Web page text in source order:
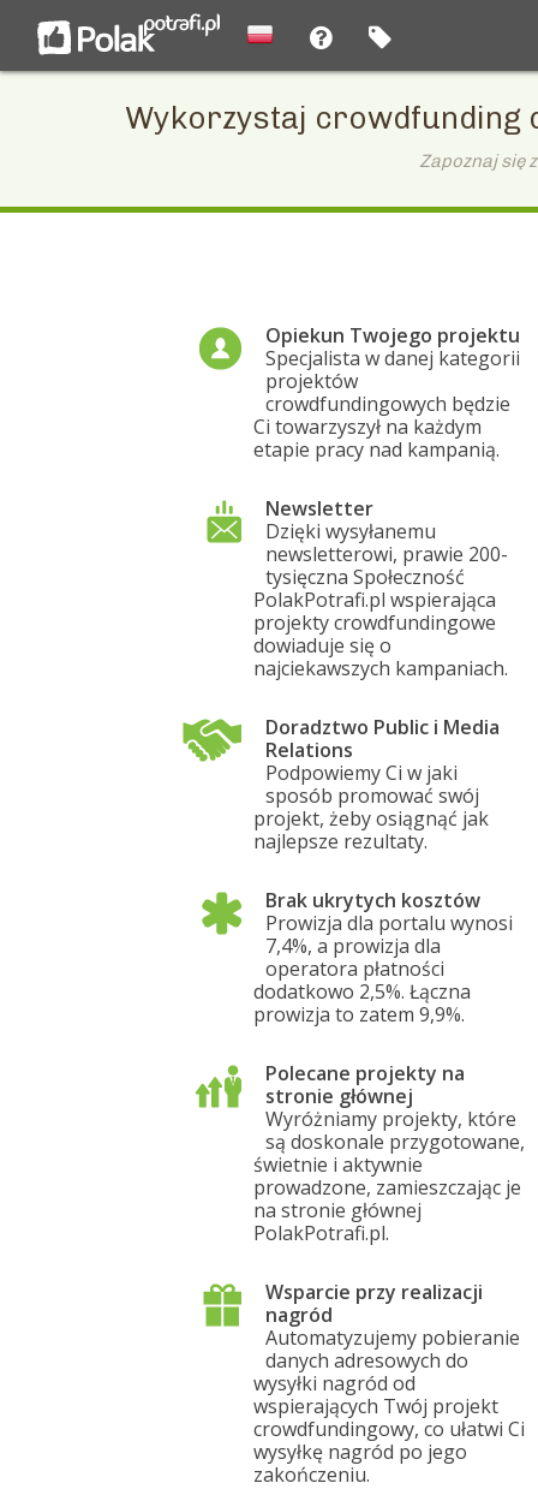
Wykorzystaj crowdfunding
Zapoznaj się
Opiekun Twojego projektu
Specjalista w danej kategorii
projektów
crowdfundingowych będzie
Ci towarzyszył na każdym
etapie pracy nad kampanią.
Newsletter
Dzięki wysyłanemu
newsletterowi, prawie 200-
tysięczna Społeczność
PolakPotrafi.pl wspierająca
projekty crowdfundingowe
dowiaduje się o
najciekawszych kampaniach.
Doradztwo Public i Media
Relations
Podpowiemy Ci w jaki
sposób promować swój
projekt, żeby osiągnąć jak
najlepsze rezultaty.
Brak ukrytych kosztów
Prowizja dla portalu wynosi
7,4%, a prowizja dla
operatora płatności
dodatkowo 2,5%. Łączna
prowizja to zatem 9,9%.
Polecane projekty na
stronie głównej
Wyróżniamy projekty, które
są doskonale przygotowane,
świetnie i aktywnie
prowadzone, zamieszczając je
na stronie głównej
PolakPotrafi.pl.
Wsparcie przy realizacji
nagród
Automatyzujemy pobieranie
danych adresowych do
wysyłki nagród od
wspierających Twój projekt
crowdfundingowy, co ułatwi Ci
wysyłkę nagród po jego
zakończeniu.